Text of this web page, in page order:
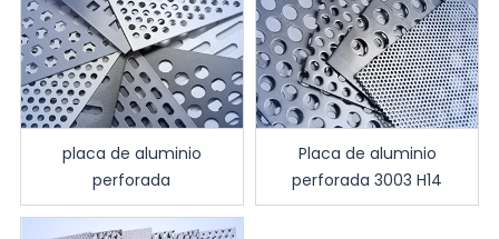
placa de aluminio
perforada
Placa de aluminio
perforada 3003 H14